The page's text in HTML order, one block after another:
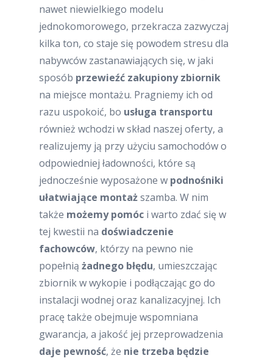
nawet niewielkiego modelu
jednokomorowego, przekracza zazwyczaj
kilka ton, co staje się powodem stresu dla
nabywców zastanawiających się, w jaki
sposób przewieźć zakupiony zbiornik
na miejsce montażu. Pragniemy ich od
razu uspokoić, bo usługa transportu
również wchodzi w skład naszej oferty, a
realizujemy ją przy użyciu samochodów o
odpowiedniej ładowności, które są
jednocześnie wyposażone w podnośniki
ułatwiające montaższamba. W nim
także możemy pomóc i warto zdać się w
tej kwestii na doświadczenie
fachowców, którzy na pewno nie
popełnią żadnego błędu, umieszczając
zbiornik w wykopie i podłączając go do
instalacji wodnej oraz kanalizacyjnej. Ich
pracę także obejmuje wspomniana
gwarancja, a jakość jej przeprowadzenia
daje pewność, że nie trzeba będzie